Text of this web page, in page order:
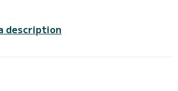
couchages, le bateau peut accueillir 12
de 5 toilettes avec douche.
contacter pour un devis, vous serez
description